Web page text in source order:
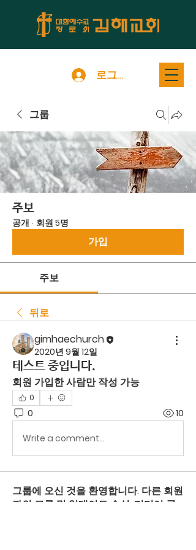
로그인
그룹
주보
공개 · 회원 5명
가입
주보
뒤로
gimhaechurch
2020년 9월 12일
테스트 중입니다.
회원 가입한 사람만 작성 가능
0
0 10
Write a comment...
그룹에 오신 것을 환영합니다. 다른 회원
과의 교류 및 업데이트 수신, 미디어 공